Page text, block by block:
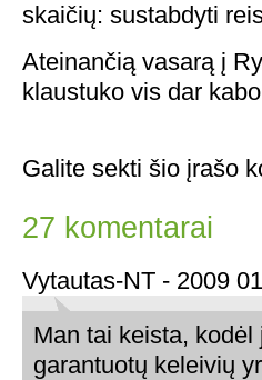
skaičių: sustabdyti
Ateinančią vasarą į
klaustuko vis dar
Galite sekti šio įrašo
27 komentarai
Vytautas-NT - 2009
Man tai keista,
garantuotų keleivių